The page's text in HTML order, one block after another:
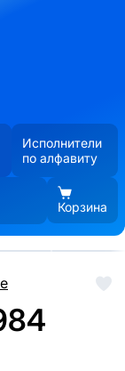
Исполнители
по алфавиту
Корзина